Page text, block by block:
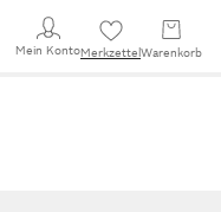
Mein KontoMerkzettel Warenkorb